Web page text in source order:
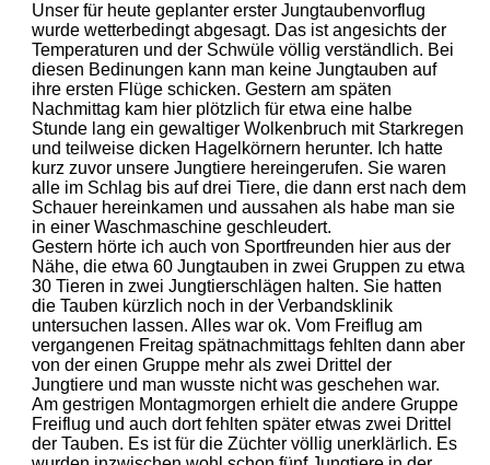
Unser für heute geplanter erster Jungtaubenvorflug
wurde wetterbedingt abgesagt. Das ist angesichts der
Temperaturen und der Schwüle völlig verständlich. Bei
diesen Bedinungen kann man keine Jungtauben auf
ihre ersten Flüge schicken. Gestern am späten
Nachmittag kam hier plötzlich für etwa eine halbe
Stunde lang ein gewaltiger Wolkenbruch mit Starkregen
und teilweise dicken Hagelkörnern herunter. Ich hatte
kurz zuvor unsere Jungtiere hereingerufen. Sie waren
alle im Schlag bis auf drei Tiere, die dann erst nach dem
Schauer hereinkamen und aussahen als habe man sie
in einer Waschmaschine geschleudert.
Gestern hörte ich auch von Sportfreunden hier aus der
Nähe, die etwa 60 Jungtauben in zwei Gruppen zu etwa
30 Tieren in zwei Jungtierschlägen halten. Sie hatten
die Tauben kürzlich noch in der Verbandsklinik
untersuchen lassen. Alles war ok. Vom Freiflug am
vergangenen Freitag spätnachmittags fehlten dann aber
von der einen Gruppe mehr als zwei Drittel der
Jungtiere und man wusste nicht was geschehen war.
Am gestrigen Montagmorgen erhielt die andere Gruppe
Freiflug und auch dort fehlten später etwas zwei Drittel
der Tauben. Es ist für die Züchter völlig unerklärlich. Es